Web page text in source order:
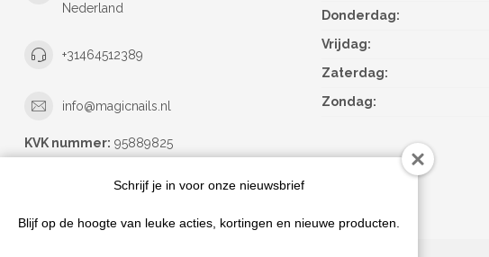
Nederland
+31464512389
info@magicnails.nl
KVK nummer: 95889825
Donderdag:
Vrijdag:
Zaterdag:
Zondag:
Schrijf je in voor onze nieuwsbrief
Blijf op de hoogte van leuke acties, kortingen en nieuwe producten.